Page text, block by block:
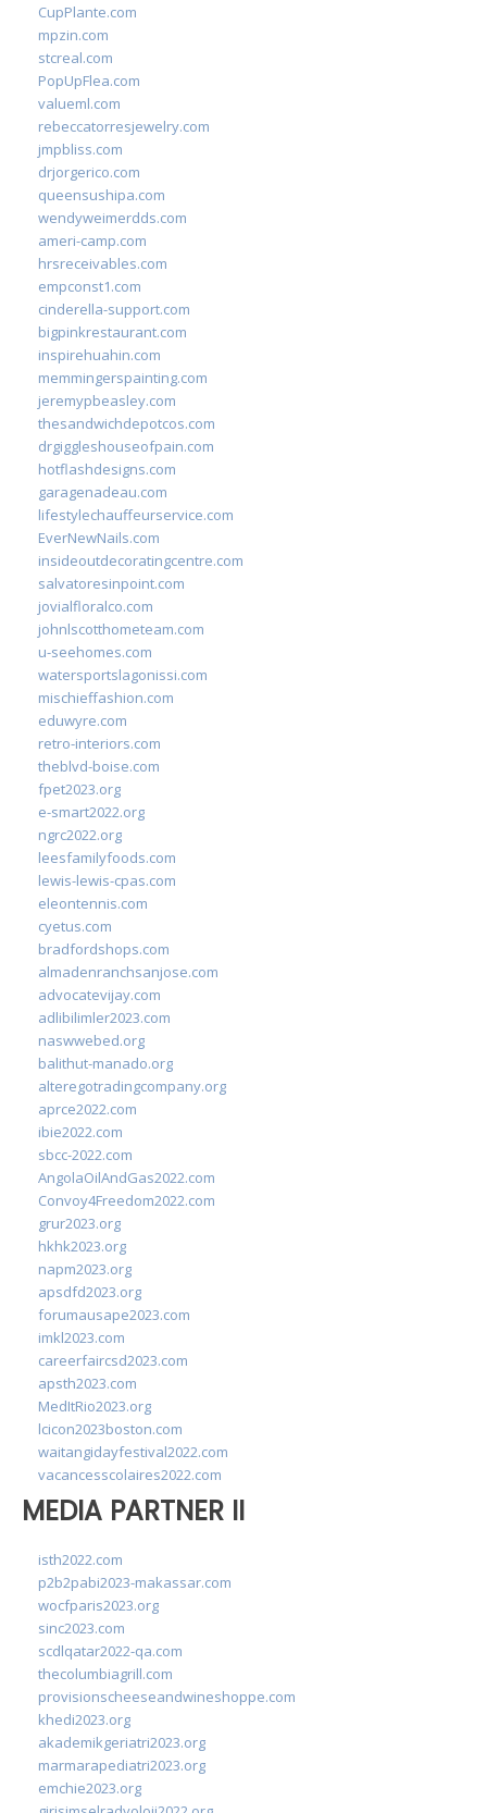
CupPlante.com
mpzin.com
stcreal.com
PopUpFlea.com
valueml.com
rebeccatorresjewelry.com
jmpbliss.com
drjorgerico.com
queensushipa.com
wendyweimerdds.com
ameri-camp.com
hrsreceivables.com
empconst1.com
cinderella-support.com
bigpinkrestaurant.com
inspirehuahin.com
memmingerspainting.com
jeremypbeasley.com
thesandwichdepotcos.com
drgiggleshouseofpain.com
hotflashdesigns.com
garagenadeau.com
lifestylechauffeurservice.com
EverNewNails.com
insideoutdecoratingcentre.com
salvatoresinpoint.com
jovialfloralco.com
johnlscotthometeam.com
u-seehomes.com
watersportslagonissi.com
mischieffashion.com
eduwyre.com
retro-interiors.com
theblvd-boise.com
fpet2023.org
e-smart2022.org
ngrc2022.org
leesfamilyfoods.com
lewis-lewis-cpas.com
eleontennis.com
cyetus.com
bradfordshops.com
almadenranchsanjose.com
advocatevijay.com
adlibilimler2023.com
naswwebed.org
balithut-manado.org
alteregotradingcompany.org
aprce2022.com
ibie2022.com
sbcc-2022.com
AngolaOilAndGas2022.com
Convoy4Freedom2022.com
grur2023.org
hkhk2023.org
napm2023.org
apsdfd2023.org
forumausape2023.com
imkl2023.com
careerfaircsd2023.com
apsth2023.com
MedItRio2023.org
lcicon2023boston.com
waitangidayfestival2022.com
vacancesscolaires2022.com
MEDIA PARTNER II
isth2022.com
p2b2pabi2023-makassar.com
wocfparis2023.org
sinc2023.com
scdlqatar2022-qa.com
thecolumbiagrill.com
provisionscheeseandwineshoppe.com
khedi2023.org
akademikgeriatri2023.org
marmarapediatri2023.org
emchie2023.org